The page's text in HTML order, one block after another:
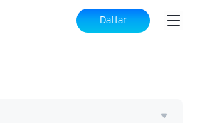
Daftar